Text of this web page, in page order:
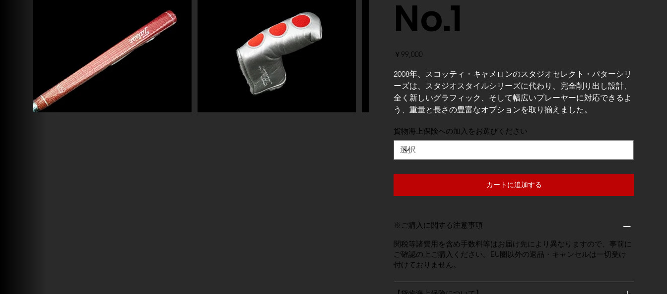
No.1
価￥99,000
2008年、スコッティ・キャメロンのスタジオセレクト・パターシリ
ーズは、スタジオスタイルシリーズに代わり、完全削り出し設計、
全く新しいグラフィック、そして幅広いプレーヤーに対応できるよ
う、重量と長さの豊富なオプションを取り揃えました。
貨物海上保険への加入をお選びください
カートに追加する
※ご購入に関する注意事項
関税等諸費用を含め手数料等はお届け先により異なりますので、事前に
ご確認の上ご購入ください。EU圏以外の返品・キャンセルは一切受け
付けておりません。